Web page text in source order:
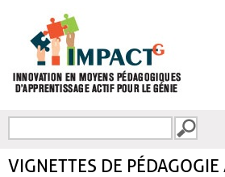
FORMULAIRE DE
VIGNETTES DE PÉDAGOGIE